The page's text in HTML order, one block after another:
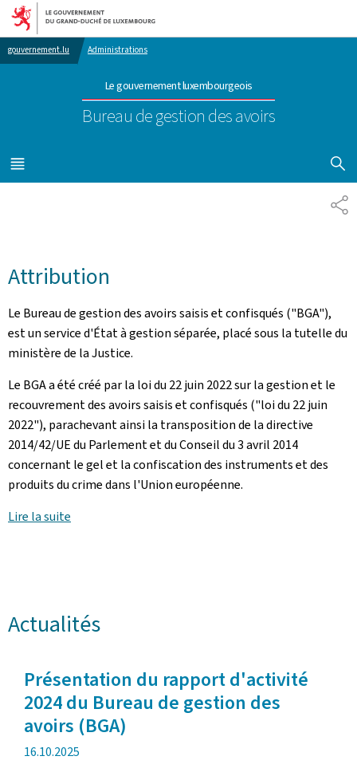
Aller au menu principal
Aller au contenu
gouvernement.lu Administrations
Le gouvernement luxembourgeois
Bureau de gestion des avoirs
MENU
PRINCIPAL
Attribution
Le Bureau de gestion des avoirs saisis et confisqués ("BGA"),
est un service d'État à gestion séparée, placé sous la tutelle du
ministère de la Justice.
Le BGA a été créé par la loi du 22 juin 2022 sur la gestion et le
recouvrement des avoirs saisis et confisqués ("loi du 22 juin
2022"), parachevant ainsi la transposition de la directive
2014/42/UE du Parlement et du Conseil du 3 avril 2014
concernant le gel et la confiscation des instruments et des
produits du crime dans l'Union européenne.
Lire la suite
Actualités
Présentation du rapport d'activité
2024 du Bureau de gestion des
avoirs (BGA)
date
16.10.2025